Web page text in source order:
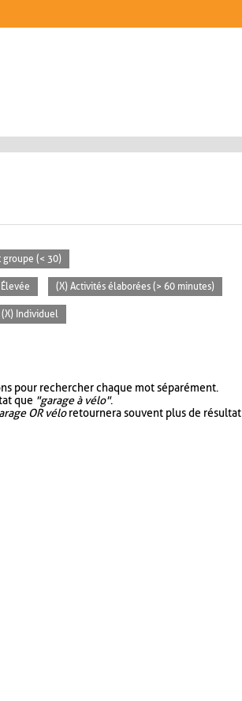
groupe (< 30)
(X) Activités élaborées (> 60 minutes)
(X) Individuel
pour rechercher chaque mot séparément.
que "garage à vélo".
OR véloretournera souvent plus de résultat